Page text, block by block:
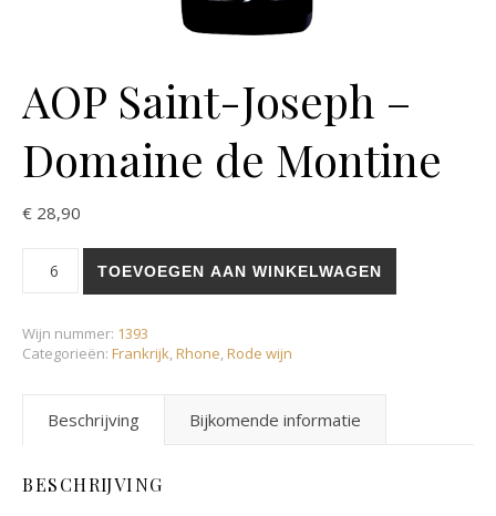
AOP Saint-Joseph –
Domaine de Montine
€ 28,90
TOEVOEGEN AAN WINKELWAGEN
Wijn nummer: 1393
Categorieën: Frankrijk,Rhone,Rode wijn
Beschrijving Bijkomende informatie
BESCHRIJVING